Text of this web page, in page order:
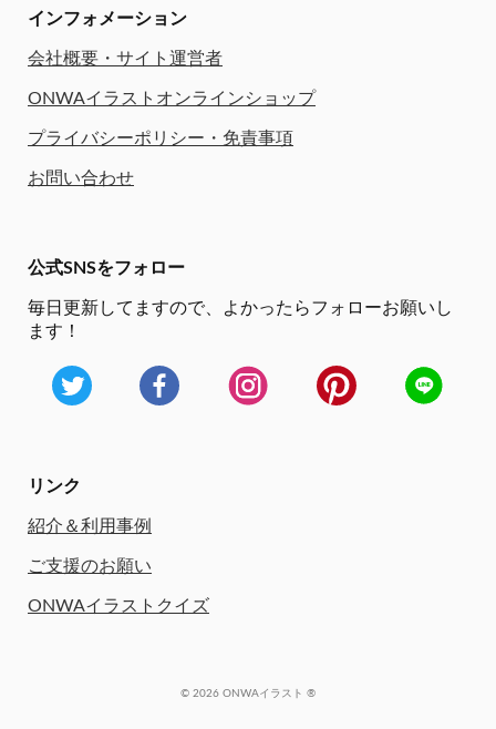
インフォメーション
会社概要・サイト運営者
ONWAイラストオンラインショップ
プライバシーポリシー・免責事項
お問い合わせ
公式SNSをフォロー
毎日更新してますので、
よかったらフォローお願いし
ます！
リンク
紹介＆利用事例
ご支援のお願い
ONWAイラストクイズ
© 2026 ONWAイラスト ®